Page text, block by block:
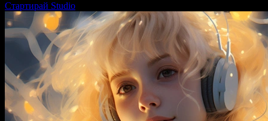
Стартирай Studio